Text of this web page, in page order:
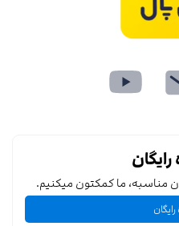
مناسبه، ما کمکتون میکنیم.